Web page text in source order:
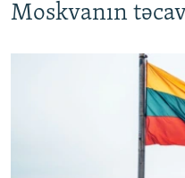
Moskvanın